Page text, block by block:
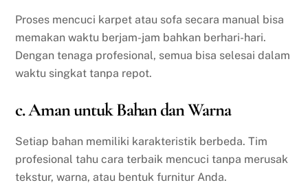
Proses mencuci karpet atau sofa secara manual bisa
memakan waktu berjam-jam bahkan berhari-hari.
Dengan tenaga profesional, semua bisa selesai dalam
waktu singkat tanpa repot.
c. Aman untuk Bahan dan Warna
Setiap bahan memiliki karakteristik berbeda. Tim
profesional tahu cara terbaik mencuci tanpa merusak
tekstur, warna, atau bentuk furnitur Anda.